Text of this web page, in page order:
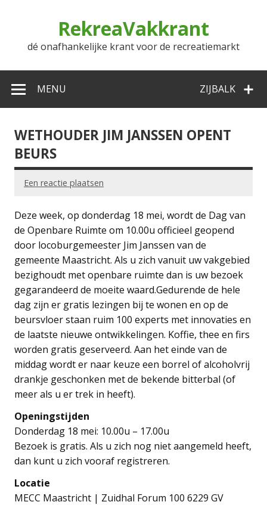
RekreaVakkrant
dé onafhankelijke krant voor de recreatiemarkt
ZIJBALK
MENU
WETHOUDER JIM JANSSEN OPENT
BEURS
Een reactie plaatsen
Deze week, op donderdag 18 mei, wordt de Dag van
de Openbare Ruimte om 10.00u officieel geopend
door locoburgemeester Jim Janssen van de
gemeente Maastricht. Als u zich vanuit uw vakgebied
bezighoudt met openbare ruimte dan is uw bezoek
gegarandeerd de moeite waard.Gedurende de hele
dag zijn er gratis lezingen bij te wonen en op de
beursvloer staan ruim 100 experts met innovaties en
de laatste nieuwe ontwikkelingen. Koffie, thee en firs
worden gratis geserveerd. Aan het einde van de
middag wordt er naar keuze een borrel of alcoholvrij
drankje geschonken met de bekende bitterbal (of
meer als u er trek in heeft).
Openingstijden
Donderdag 18 mei: 10.00u – 17.00u
Bezoek is gratis. Als u zich nog niet aangemeld heeft,
dan kunt u zich vooraf registreren.
Locatie
MECC Maastricht | Zuidhal Forum 100 6229 GV